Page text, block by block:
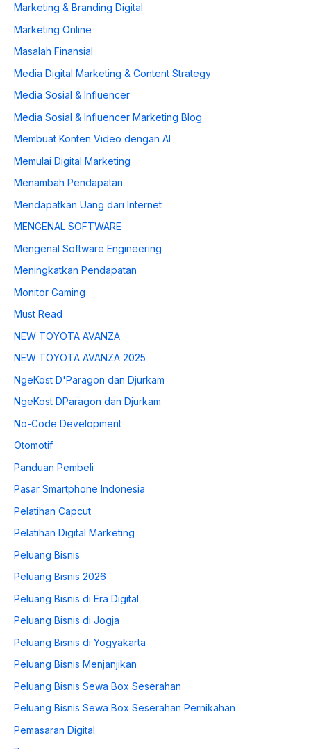
Marketing & Branding Digital
Marketing Online
Masalah Finansial
Media Digital Marketing & Content Strategy
Media Sosial & Influencer
Media Sosial & Influencer Marketing Blog
Membuat Konten Video dengan AI
Memulai Digital Marketing
Menambah Pendapatan
Mendapatkan Uang dari Internet
MENGENAL SOFTWARE
Mengenal Software Engineering
Meningkatkan Pendapatan
Monitor Gaming
Must Read
NEW TOYOTA AVANZA
NEW TOYOTA AVANZA 2025
NgeKost D'Paragon dan Djurkam
NgeKost DParagon dan Djurkam
No-Code Development
Otomotif
Panduan Pembeli
Pasar Smartphone Indonesia
Pelatihan Capcut
Pelatihan Digital Marketing
Peluang Bisnis
Peluang Bisnis 2026
Peluang Bisnis di Era Digital
Peluang Bisnis di Jogja
Peluang Bisnis di Yogyakarta
Peluang Bisnis Menjanjikan
Peluang Bisnis Sewa Box Seserahan
Peluang Bisnis Sewa Box Seserahan Pernikahan
Pemasaran Digital